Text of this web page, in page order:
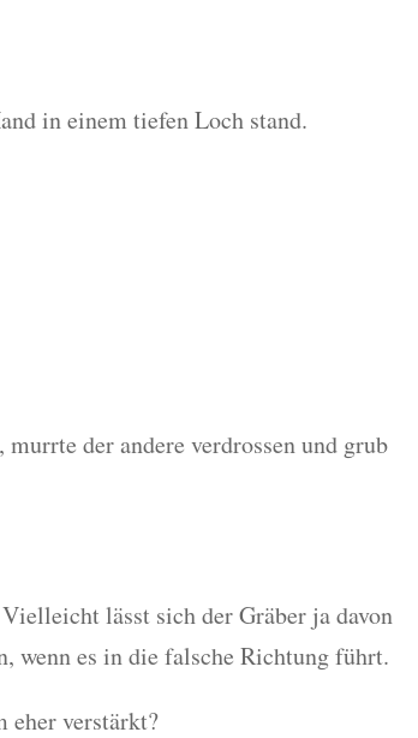
in einem tiefen Loch stand.
der andere verdrossen und grub
lässt sich der Gräber ja davon
wenn es in die falsche Richtung führt.
eher verstärkt?